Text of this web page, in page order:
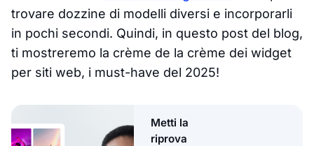
trovare dozzine di modelli diversi e incorporarli
in pochi secondi. Quindi, in questo post del blog,
ti mostreremo la crème de la crème dei widget
per siti web, i must-have del 2025!
Metti la
riprova